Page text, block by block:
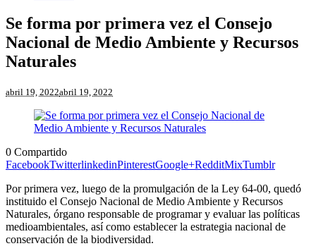
Se forma por primera vez el Consejo
Nacional de Medio Ambiente y Recursos
Naturales
abril 19, 2022abril 19, 2022
0 Compartido
FacebookTwitterlinkedinPinterestGoogle+RedditMixTumblr
Por primera vez, luego de la promulgación de la Ley 64-00, quedó
instituido el Consejo Nacional de Medio Ambiente y Recursos
Naturales, órgano responsable de programar y evaluar las políticas
medioambientales, así como establecer la estrategia nacional de
conservación de la biodiversidad.